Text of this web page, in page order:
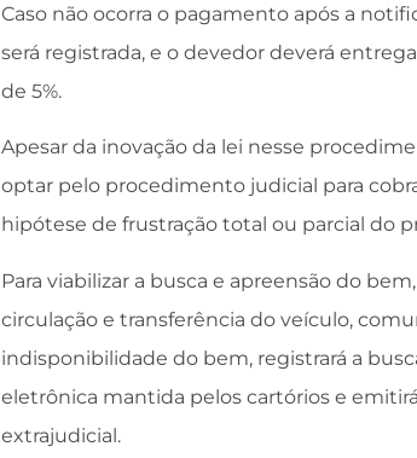
Caso não ocorra o pagamento após a
será registrada, e o devedor deverá
de 5%.
Apesar da inovação da lei nesse
optar pelo procedimento judicial para
hipótese de frustração total ou parcial do
Para viabilizar a busca e apreensão do
circulação e transferência do veículo,
indisponibilidade do bem, registrará a
eletrônica mantida pelos cartórios e
extrajudicial.